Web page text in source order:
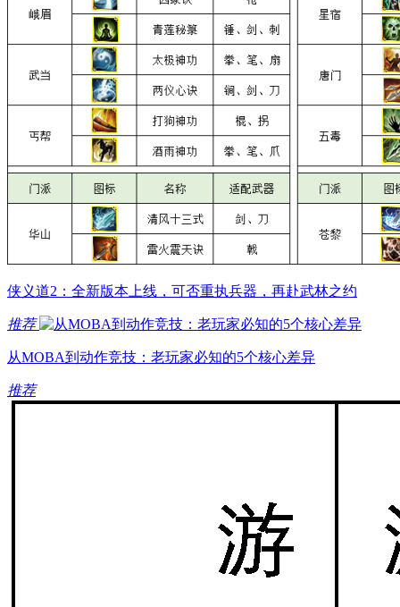
侠义道2：全新版本上线，可否重执兵器，再赴武林之约
推荐
从MOBA到动作竞技：老玩家必知的5个核心差异
推荐